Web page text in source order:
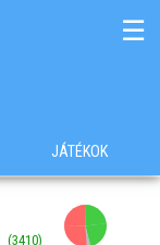
☰
JÁTÉKOK
(3410)